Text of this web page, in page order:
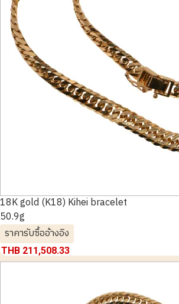
18K gold (K18) Kihei bracelet
50.9g
ราคารับซื้ออ้างอิง
THB 211,508.33